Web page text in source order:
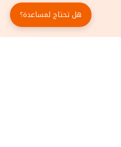
هل تحتاج لمساعدة؟